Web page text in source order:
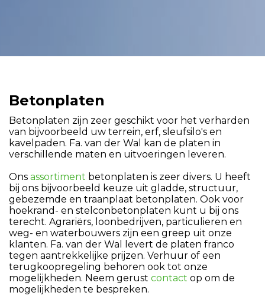
Betonplaten
Betonplaten zijn zeer geschikt voor het verharden
van bijvoorbeeld uw terrein, erf, sleufsilo's en
kavelpaden. Fa. van der Wal kan de platen in
verschillende maten en uitvoeringen leveren.
Ons assortiment betonplaten is zeer divers. U heeft
bij ons bijvoorbeeld keuze uit gladde, structuur,
gebezemde en traanplaat betonplaten. Ook voor
hoekrand- en stelconbetonplaten kunt u bij ons
terecht. Agrariërs, loonbedrijven, particulieren en
weg- en waterbouwers zijn een greep uit onze
klanten. Fa. van der Wal levert de platen franco
tegen aantrekkelijke prijzen. Verhuur of een
terugkoopregeling behoren ook tot onze
mogelijkheden. Neem gerust contact op om de
mogelijkheden te bespreken.